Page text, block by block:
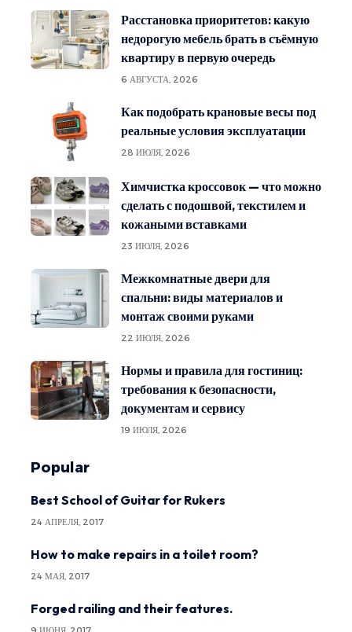
Расстановка приоритетов: какую
недорогую мебель брать в съёмную
квартиру в первую очередь
6 АВГУСТА, 2026
Как подобрать крановые весы под
реальные условия эксплуатации
28 ИЮЛЯ, 2026
Химчистка кроссовок — что можно
сделать с подошвой, текстилем и
кожаными вставками
23 ИЮЛЯ, 2026
Межкомнатные двери для
спальни: виды материалов и
монтаж своими руками
22 ИЮЛЯ, 2026
Нормы и правила для гостиниц:
требования к безопасности,
документам и сервису
19 ИЮЛЯ, 2026
Popular
Best School of Guitar for Rukers
24 АПРЕЛЯ, 2017
How to make repairs in a toilet room?
24 МАЯ, 2017
Forged railing and their features.